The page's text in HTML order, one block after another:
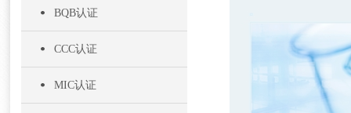
BQB认证
CCC认证
MIC认证